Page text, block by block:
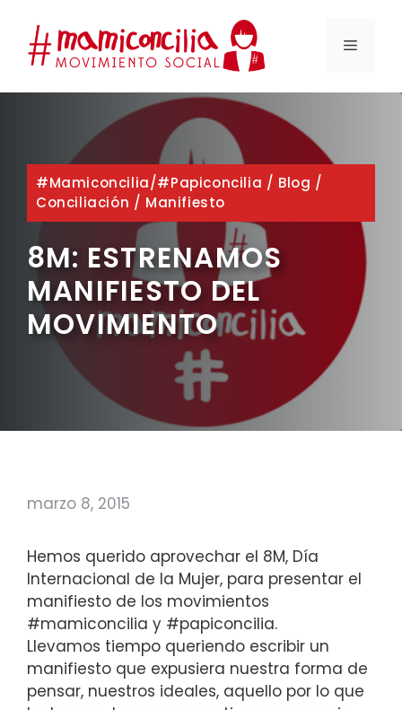
contenido
MENÚ
#mamiconcilia/#papiconcilia / Blog /
Conciliación / Manifiesto
8M: ESTRENAMOS
MANIFIESTO DEL
MOVIMIENTO
marzo 8, 2015
Hemos querido aprovechar el 8M, Día
Internacional de la Mujer, para presentar el
manifiesto de los movimientos
#mamiconcilia y #papiconcilia.
Llevamos tiempo queriendo escribir un
manifiesto que expusiera nuestra forma de
pensar, nuestros ideales, aquello por lo que